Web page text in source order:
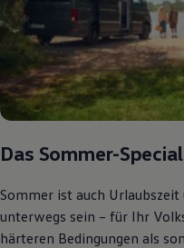
Das Sommer-Special
Sommer ist auch
unterwegs sein – für Ihr
härteren Bedingungen als